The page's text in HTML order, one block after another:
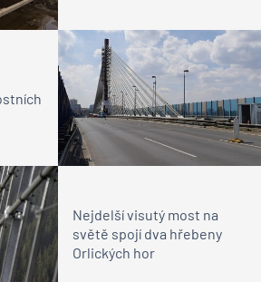
Nejdelší visutý most na
světě spojí dva hřebeny
Orlických hor